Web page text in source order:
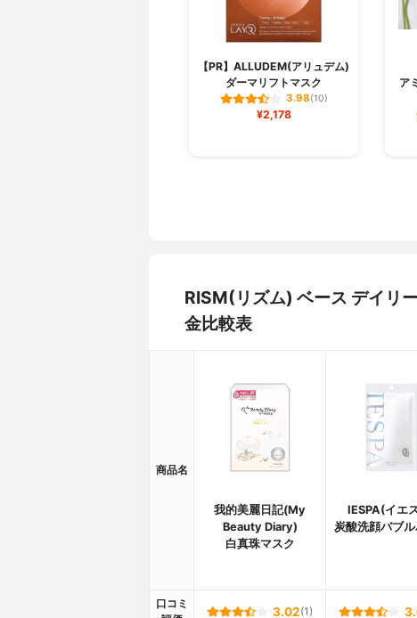
【PR】ALLUDEM(アリュデム)
ダーマリフトマスク
3.98(10)
¥2,178
ア
RISM(リズム) ベース デイリ
金比較表
商品名
我的美麗日記(My
Beauty Diary)
白真珠マスク
IESPA(イエ
炭酸洗顔バブ
口コミ
3.02(1)